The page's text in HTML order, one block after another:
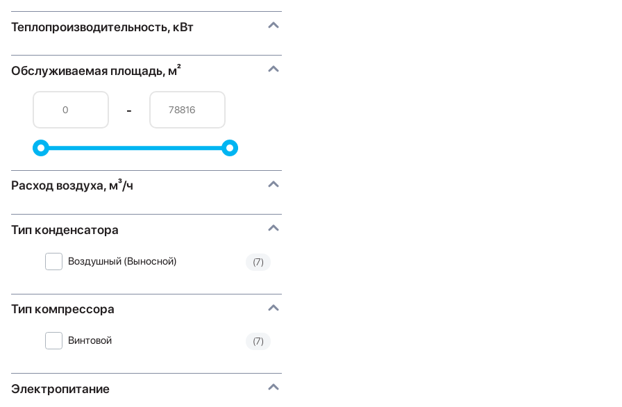
Теплопроизводительность, кВт
Обслуживаемая площадь, м²
-
Расход воздуха, м³/ч
Тип конденсатора
Воздушный (Выносной) (7)
Тип компрессора
Винтовой (7)
Электропитание